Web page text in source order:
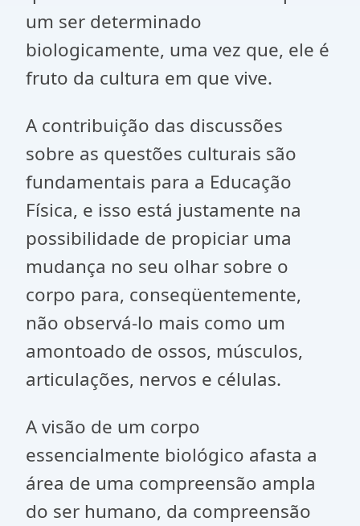
um ser determinado
biologicamente, uma vez que, ele é
fruto da cultura em que vive.
A contribuição das discussões
sobre as questões culturais são
fundamentais para a Educação
Física, e isso está justamente na
possibilidade de propiciar uma
mudança no seu olhar sobre o
corpo para, conseqüentemente,
não observá-lo mais como um
amontoado de ossos, músculos,
articulações, nervos e células.
A visão de um corpo
essencialmente biológico afasta a
área de uma compreensão ampla
do ser humano, da compreensão